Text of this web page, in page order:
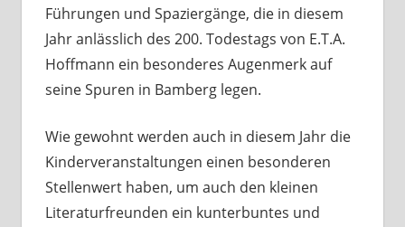
Führungen und Spaziergänge, die in diesem
Jahr anlässlich des 200. Todestags von E.T.A.
Hoffmann ein besonderes Augenmerk auf
seine Spuren in Bamberg legen.
Wie gewohnt werden auch in diesem Jahr die
Kinderveranstaltungen einen besonderen
Stellenwert haben, um auch den kleinen
Literaturfreunden ein kunterbuntes und